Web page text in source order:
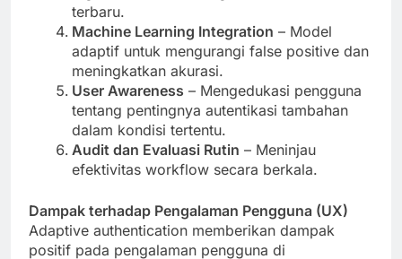
terbaru.
Machine Learning Integration – Model
adaptif untuk mengurangi false positive dan
meningkatkan akurasi.
User Awareness – Mengedukasi pengguna
tentang pentingnya autentikasi tambahan
dalam kondisi tertentu.
Audit dan Evaluasi Rutin – Meninjau
efektivitas workflow secara berkala.
Dampak terhadap Pengalaman Pengguna (UX)
Adaptive authentication memberikan dampak
positif pada pengalaman pengguna di